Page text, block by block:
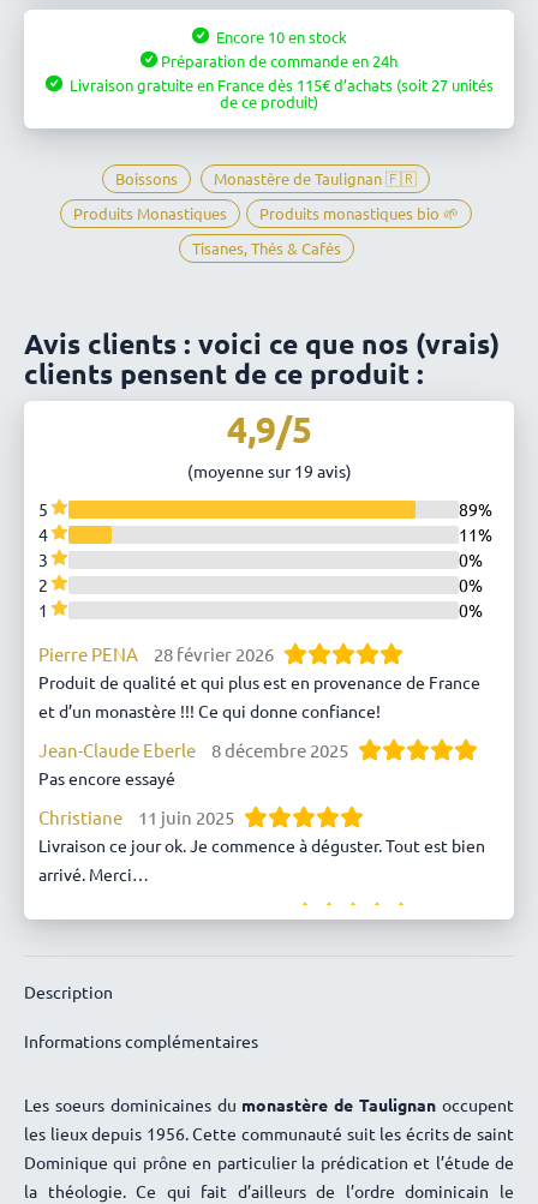
l'hysope
-
Monastère
de
La
Notre-
Dame
de
Taulignan
Encore 10 en stock
Préparation de commande en 24h
Livraison gratuite en Francedès 115d’achats (soit 27 unités
de ce produit)
Boissons
Monastère de Taulignan 🇫🇷
Produits Monastiques
Produits monastiques bio 🌱
Tisanes, Thés & Cafés
Avis clients : voici ce que nos (vrais)
clients pensent de ce produit :
4,9/5
(moyenne sur 19 avis)
5
89%
4
11%
3
0%
2
0%
1
0%
Pierre PENA 28 février 2026
Produit de qualité et qui plus est en provenance de France
et d’un monastère !!! Ce qui donne confiance!
Jean-Claude Eberle 8 décembre 2025
Pas encore essayé
Christiane 11 juin 2025
Livraison ce jour ok. Je commence à déguster. Tout est bien
arrivé. Merci
Marie-Pierre Prioleau 26 octobre 2023
!
Marie-Christine THIOLLIER 23 octobre 2023
délicieuse
Description
Informations complémentaires
Les soeurs dominicaines du monastère de Taulignan occupent
les lieux depuis 1956. Cette communauté suit les écrits de saint
Dominique qui prône en particulier la prédication et l’étude de
la théologie. Ce qui fait d’ailleurs de l’ordre dominicain le